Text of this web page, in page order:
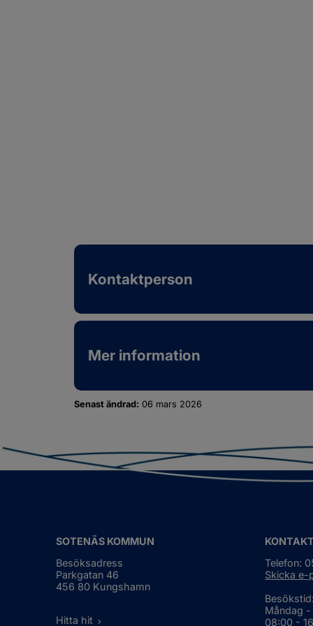
Kontaktperson
Mer information
Senast ändrad: 06 mars 2026
SOTENÄS KOMMUN
Besöksadress
Parkgatan 46
456 80 Kungshamn
Hitta hit
Telefon:
Skicka e-
Besökstid:
Måndag
08:00 -